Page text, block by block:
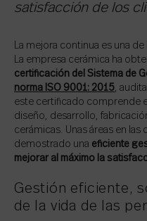
satisfacción de los
La mejora continua es una
La empresa cerámica ha
certificación del Sistema de
norma ISO 9001: 2015,
este certificado comprende
diseño, desarrollo,
cerámicas. Unas áreas en las
demostrado una eficiente
mejorar al máximo la
Gestión eficiente,
de la vida de las